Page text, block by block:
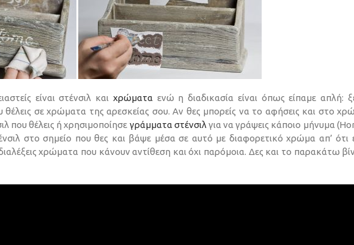
είναι στένσιλ και χρώματα ενώ η διαδικασία είναι όπως είπαμε απλή:
θέλεις σε χρώματα της αρεσκείας σου. Αν θες μπορείς να το αφήσεις και στο
που θέλεις ή χρησιμοποίησε γράμματα στένσιλ για να γράψεις κάποιο μήνυμα
στο σημείο που θες και βάψε μέσα σε αυτό με διαφορετικό χρώμα απ’ ότι
χρώματα που κάνουν αντίθεση και όχι παρόμοια. Δες και το παρακάτω